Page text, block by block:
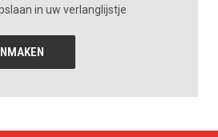
in uw verlanglijstje